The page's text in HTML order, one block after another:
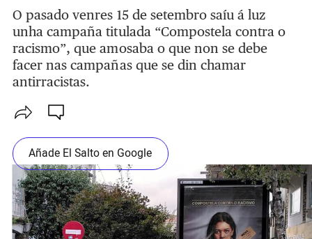
O pasado venres 15 de setembro saíu á luz
unha campaña titulada “Compostela contra o
racismo”, que amosaba o que non se debe
facer nas campañas que se din chamar
antirracistas.
Añade El Salto en Google